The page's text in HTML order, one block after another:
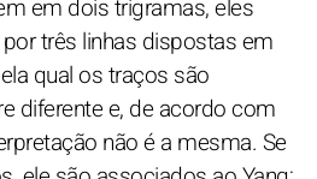
em dois trigramas, eles
três linhas dispostas em
qual os traços são
diferente e, de acordo com
não é a mesma. Se